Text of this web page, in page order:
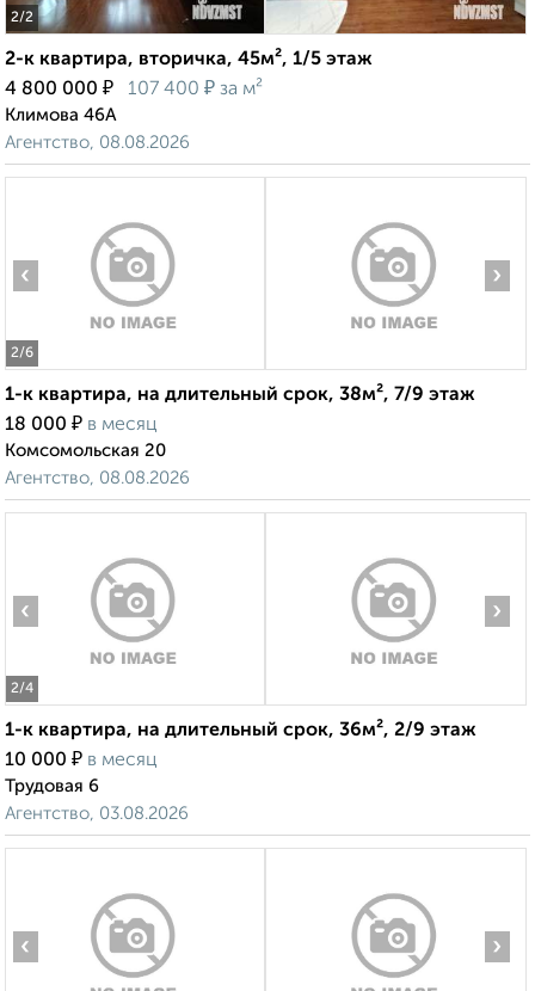
2/2
2-к квартира, вторичка, 45м², 1/5 этаж
4 800 000 ₽ 107 400 ₽ за м²
Климова 46А
Агентство, 08.08.2026
2/6
‹ ›
1-к квартира, на длительный срок, 38м², 7/9 этаж
18 000 ₽ в месяц
Комсомольская 20
Агентство, 08.08.2026
2/4
‹ ›
1-к квартира, на длительный срок, 36м², 2/9 этаж
10 000 ₽ в месяц
Трудовая 6
Агентство, 03.08.2026
‹ ›